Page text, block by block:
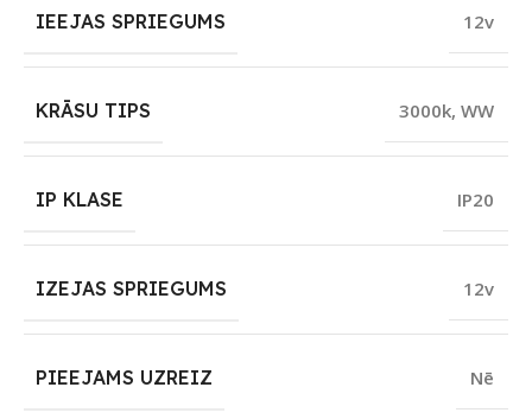
IEEJAS SPRIEGUMS 12v
KRĀSU TIPS 3000k, WW
IP KLASE IP20
IZEJAS SPRIEGUMS 12v
PIEEJAMS UZREIZ Nē